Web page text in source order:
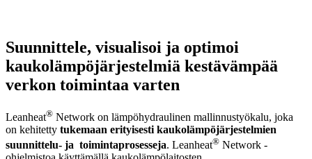
Suunnittele, visualisoi ja optimoi
kaukolämpöjärjestelmiä kestävämpää
verkon toimintaa varten
Leanheat® Network on lämpöhydraulinen mallinnustyökalu, joka
on kehitetty tukemaan erityisesti kaukolämpöjärjestelmien
suunnittelu- ja toimintaprosesseja. Leanheat® Network -